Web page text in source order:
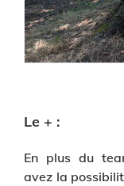
Le + :
En plus du
avez la